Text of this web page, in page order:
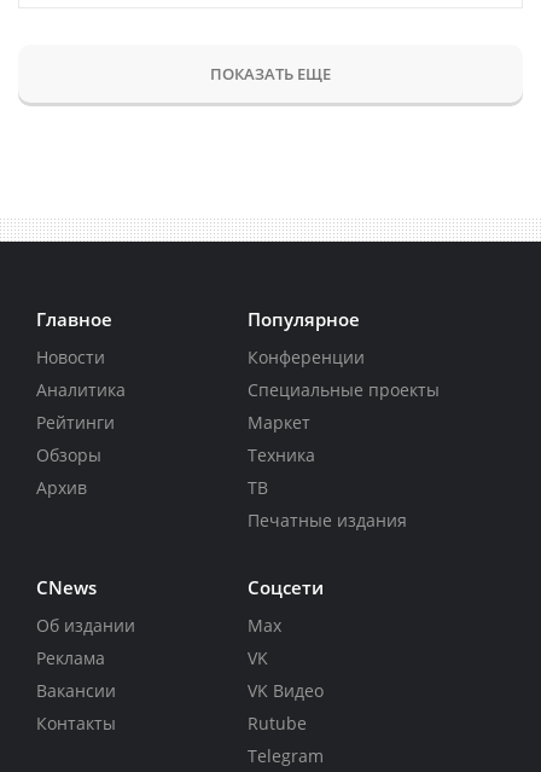
ПОКАЗАТЬ ЕЩЕ
Главное
Новости
Аналитика
Рейтинги
Обзоры
Архив
Популярное
Конференции
Специальные проекты
Маркет
Техника
ТВ
Печатные издания
CNews
Об издании
Реклама
Вакансии
Контакты
Соцсети
Max
VK
VK Видео
Rutube
Telegram